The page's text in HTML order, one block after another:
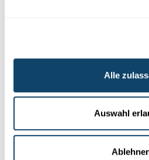
Alle
Auswahl
Wissenschaft in der Gesellschaft
WAS IST BESSER FÜR DAS KLIMA?
Elektroantrieb vs.
verbrauchen in der Herstellung